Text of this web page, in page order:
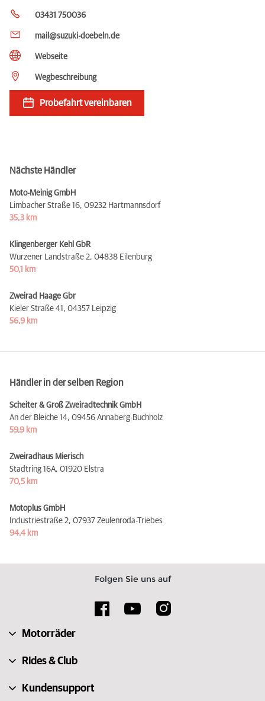
03431 750036
mail@suzuki-doebeln.de
Webseite
Wegbeschreibung
Probefahrt vereinbaren
Nächste Händler
Moto-Meinig GmbH
Limbacher Straße 16, 09232 Hartmannsdorf
35,3 km
Klingenberger Kehl GbR
Wurzener Landstraße 2, 04838 Eilenburg
50,1 km
Zweirad Haage Gbr
Kieler Straße 41, 04357 Leipzig
56,9 km
Händler in der selben Region
Scheiter & Groß Zweiradtechnik GmbH
An der Bleiche 14, 09456 Annaberg-Buchholz
59,9 km
Zweiradhaus Mierisch
Stadtring 16A, 01920 Elstra
70,5 km
Motoplus GmbH
Industriestraße 2, 07937 Zeulenroda-Triebes
94,4 km
Folgen Sie uns auf
Motorräder
Rides & Club
Kundensupport